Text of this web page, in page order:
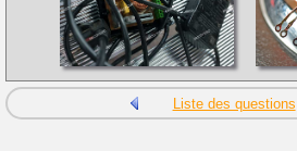
Liste des questions